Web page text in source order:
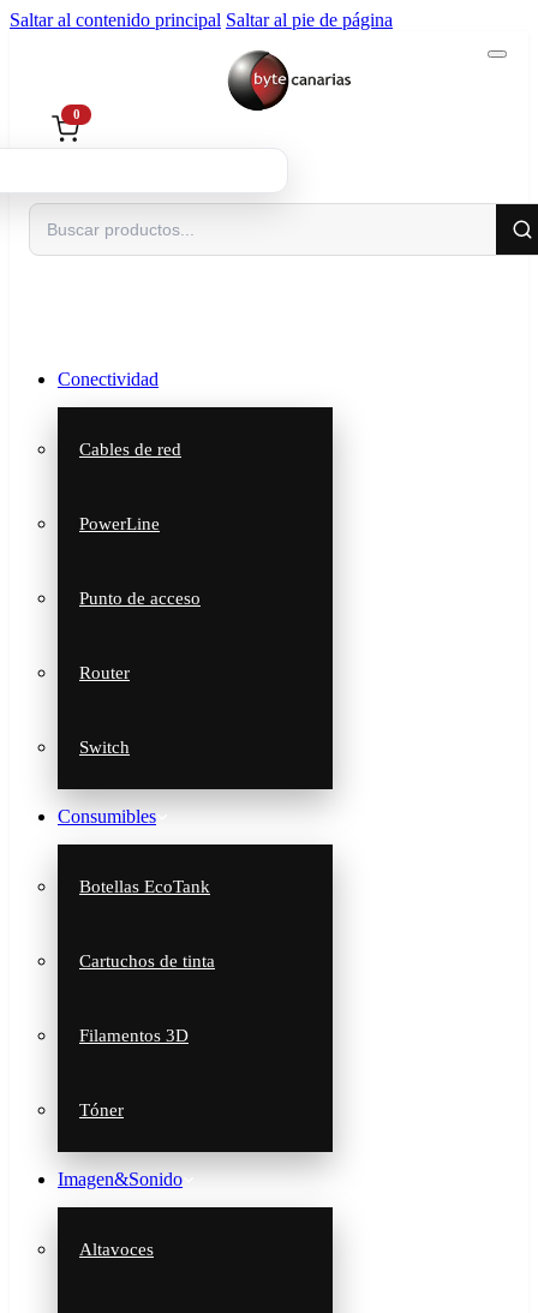
Saltar al contenido principal Saltar al pie de página
Buscar
0
Conectividad
Cables de red
PowerLine
Punto de acceso
Router
Switch
Consumibles
Botellas EcoTank
Cartuchos de tinta
Filamentos 3D
Tóner
Imagen&Sonido
Altavoces